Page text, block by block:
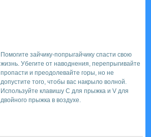
Помогите зайчику-попрыгайчику спасти свою
жизнь. Убегите от наводнения, перепрыгивайте
пропасти и преодолевайте горы, но не
допустите того, чтобы вас накрыло волной.
Используйте клавишу С для прыжка и V для
двойного прыжка в воздухе.